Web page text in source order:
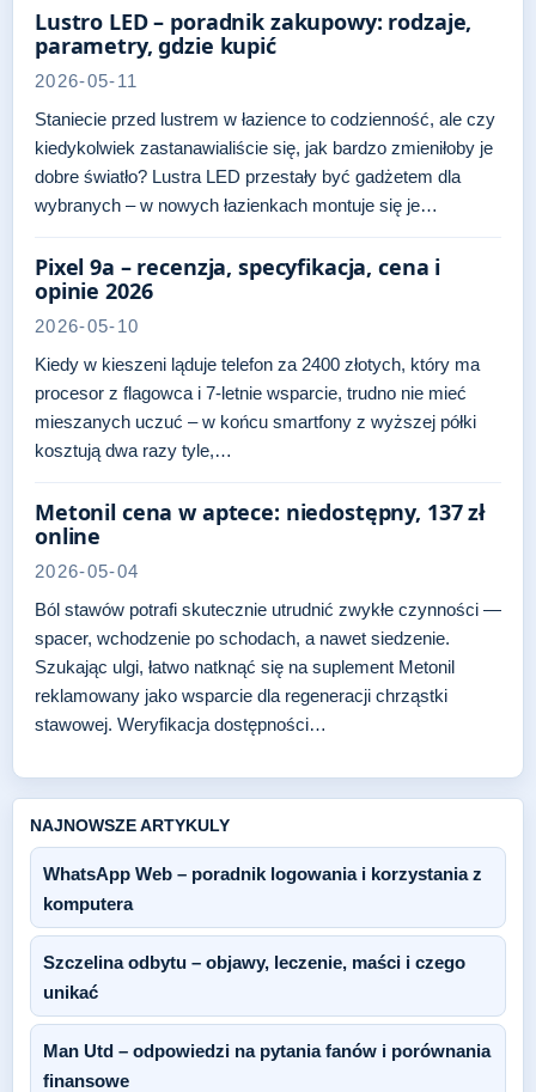
Lustro LED – poradnik zakupowy: rodzaje,
parametry, gdzie kupić
2026-05-11
Staniecie przed lustrem w łazience to codzienność, ale czy
kiedykolwiek zastanawialiście się, jak bardzo zmieniłoby je
dobre światło? Lustra LED przestały być gadżetem dla
wybranych – w nowych łazienkach montuje się je…
Pixel 9a – recenzja, specyfikacja, cena i
opinie 2026
2026-05-10
Kiedy w kieszeni ląduje telefon za 2400 złotych, który ma
procesor z flagowca i 7-letnie wsparcie, trudno nie mieć
mieszanych uczuć – w końcu smartfony z wyższej półki
kosztują dwa razy tyle,…
Metonil cena w aptece: niedostępny, 137 zł
online
2026-05-04
Ból stawów potrafi skutecznie utrudnić zwykłe czynności —
spacer, wchodzenie po schodach, a nawet siedzenie.
Szukając ulgi, łatwo natknąć się na suplement Metonil
reklamowany jako wsparcie dla regeneracji chrząstki
stawowej. Weryfikacja dostępności…
NAJNOWSZE ARTYKULY
WhatsApp Web – poradnik logowania i korzystania z
komputera
Szczelina odbytu – objawy, leczenie, maści i czego
unikać
Man Utd – odpowiedzi na pytania fanów i porównania
finansowe